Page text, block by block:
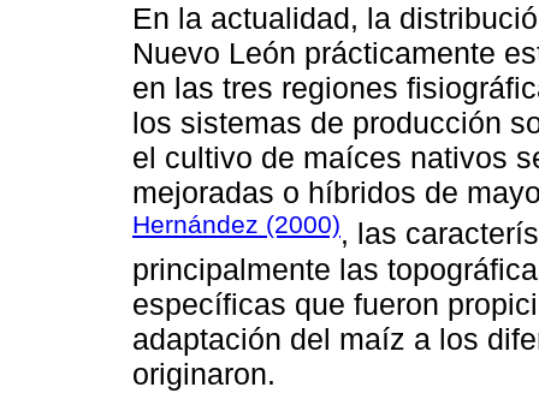
En la actualidad, la
Nuevo León prácticamente
en las tres regiones
los sistemas de producción
el cultivo de maíces nativos
mejoradas o híbridos de
Hernández (2000), las
principalmente las
específicas que fueron
adaptación del maíz a los
originaron.